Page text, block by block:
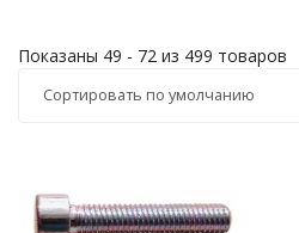
Показаны 49 - 72 из 499 товаров